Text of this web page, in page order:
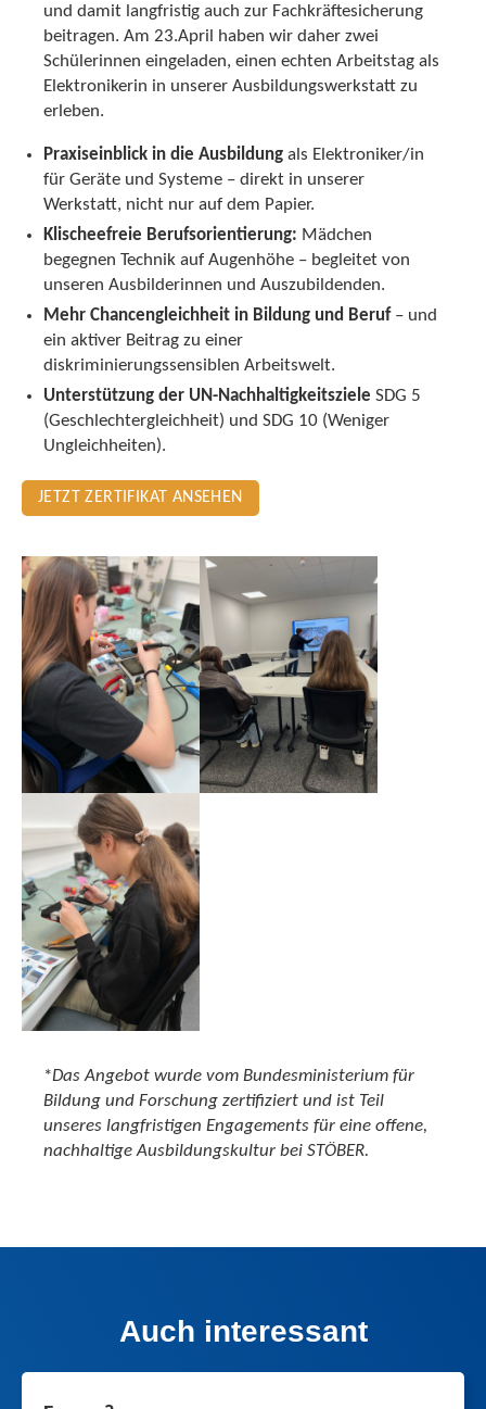
und damit langfristig auch zur Fachkräftesicherung
beitragen. Am 23.April haben wir daher zwei
Schülerinnen eingeladen, einen echten Arbeitstag als
Elektronikerin in unserer Ausbildungswerkstatt zu
erleben.
Praxiseinblick in die Ausbildungals Elektroniker/in
für Geräte und Systeme – direkt in unserer
Werkstatt, nicht nur auf dem Papier.
Klischeefreie Berufsorientierung: Mädchen
begegnen Technik auf Augenhöhe – begleitet von
unseren Ausbilderinnen und Auszubildenden.
Mehr Chancengleichheit in Bildung und Beruf– und
ein aktiver Beitrag zu einer
diskriminierungssensiblen Arbeitswelt.
Unterstützung der UN-Nachhaltigkeitsziele SDG 5
(Geschlechtergleichheit) und SDG 10 (Weniger
Ungleichheiten).
JETZT ZERTIFIKAT ANSEHEN
*Das Angebot wurde vom Bundesministerium für
Bildung und Forschung zertifiziert und ist Teil
unseres langfristigen Engagements für eine offene,
nachhaltige Ausbildungskultur bei STÖBER.
Auch interessant